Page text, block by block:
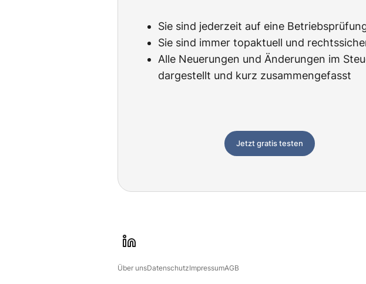
Sie sind jederzeit auf eine
Sie sind immer topaktuell und
Alle Neuerungen und Änderungen im
dargestellt und kurz zusammengefasst
Jetzt gratis testen
i
Über unsDatenschutzImpressumAGB